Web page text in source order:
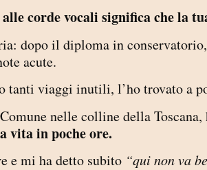
corde vocali significa che la
dopo il diploma in
acute.
tanti viaggi inutili, l’ho trovato a
nelle colline della Toscana,
vita in poche ore.
e mi ha detto subito “qui non va